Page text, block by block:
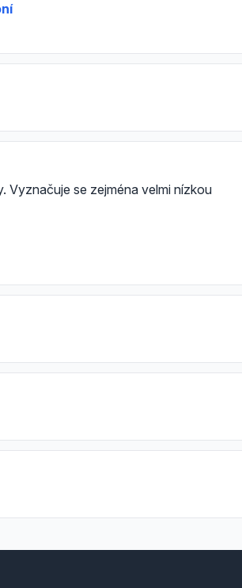
Vyznačuje se zejména velmi nízkou